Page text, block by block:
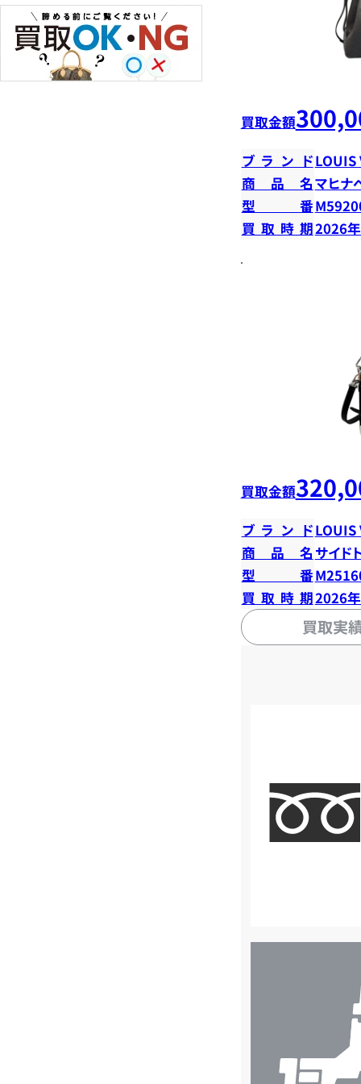
買取金額
ブランドLOUIS
商品名マヒナ
型番
買取時期2026
買取金額
ブランドLOUIS
商品名 サイド
型番
買取時期2026
買取実